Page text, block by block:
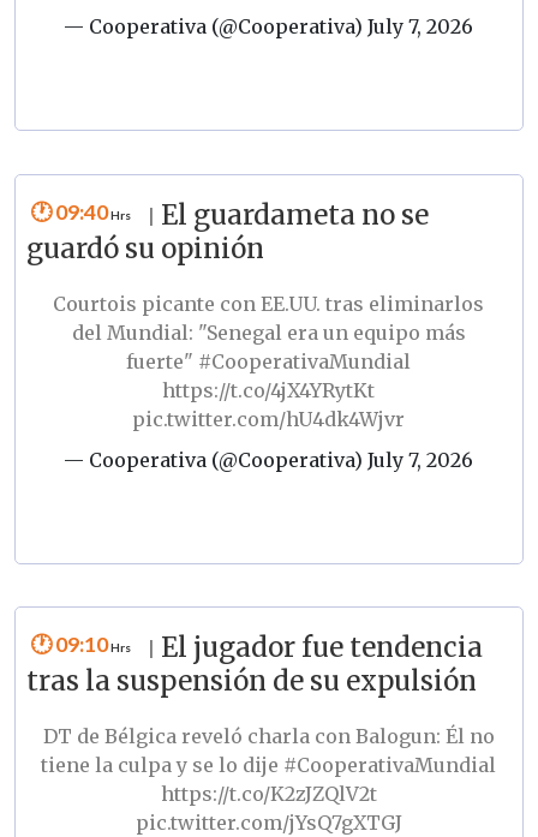
— Cooperativa (@Cooperativa)July 7, 2026
09:40
El guardameta no se
guardó su opinión
Courtois picante con EE.UU. tras eliminarlos
del Mundial: "Senegal era un equipo más
fuerte" #CooperativaMundial
https://t.co/4jX4YRytKt
pic.twitter.com/hU4dk4Wjvr
— Cooperativa (@Cooperativa)July 7, 2026
09:10
El jugador fue tendencia
tras la suspensión de su expulsión
DT de Bélgica reveló charla con Balogun: Él no
tiene la culpa y se lo dije #CooperativaMundial
https://t.co/K2zJZQlV2t
pic.twitter.com/jYsQ7gXTGJ